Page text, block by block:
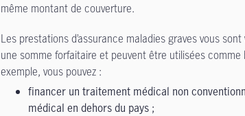
même montant de couverture.
Les prestations d’assurance maladies graves vous
une somme forfaitaire et peuvent être utilisées comme
exemple, vous pouvez :
financer un traitement médical non
médical en dehors du pays ;